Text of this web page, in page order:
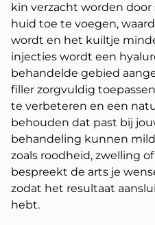
kin verzacht worden
huid toe te voegen,
wordt en het kuiltje
injecties wordt een
behandelde gebied
filler zorgvuldig
te verbeteren en een
behouden dat past bij
behandeling kunnen
zoals roodheid, zwelling
bespreekt de arts je
zodat het resultaat
hebt.